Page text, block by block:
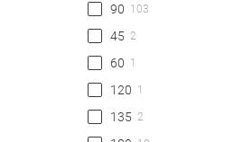
90 103
45 2
60 1
120 1
135 2